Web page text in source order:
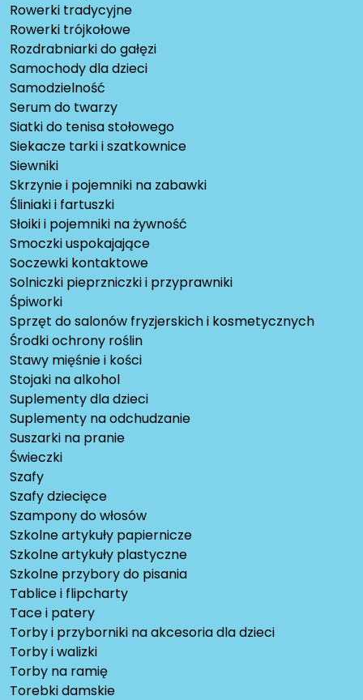
Rowerki tradycyjne
Rowerki trójkołowe
Rozdrabniarki do gałęzi
Samochody dla dzieci
Samodzielność
Serum do twarzy
Siatki do tenisa stołowego
Siekacze tarki i szatkownice
Siewniki
Skrzynie i pojemniki na zabawki
Śliniaki i fartuszki
Słoiki i pojemniki na żywność
Smoczki uspokajające
Soczewki kontaktowe
Solniczki pieprzniczki i przyprawniki
Śpiworki
Sprzęt do salonów fryzjerskich i kosmetycznych
Środki ochrony roślin
Stawy mięśnie i kości
Stojaki na alkohol
Suplementy dla dzieci
Suplementy na odchudzanie
Suszarki na pranie
Świeczki
Szafy
Szafy dziecięce
Szampony do włosów
Szkolne artykuły papiernicze
Szkolne artykuły plastyczne
Szkolne przybory do pisania
Tablice i flipcharty
Tace i patery
Torby i przyborniki na akcesoria dla dzieci
Torby i walizki
Torby na ramię
Torebki damskie